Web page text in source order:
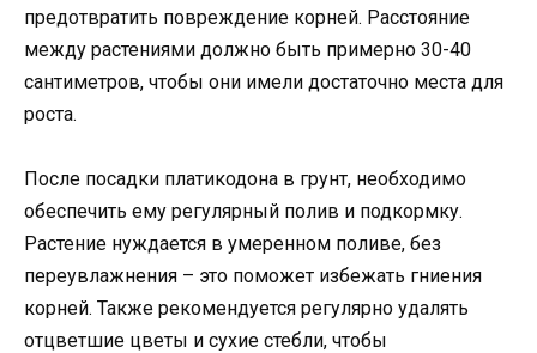
предотвратить повреждение корней. Расстояние
между растениями должно быть примерно 30-40
сантиметров, чтобы они имели достаточно места для
роста.
После посадки платикодона в грунт, необходимо
обеспечить ему регулярный полив и подкормку.
Растение нуждается в умеренном поливе, без
переувлажнения – это поможет избежать гниения
корней. Также рекомендуется регулярно удалять
отцветшие цветы и сухие стебли, чтобы